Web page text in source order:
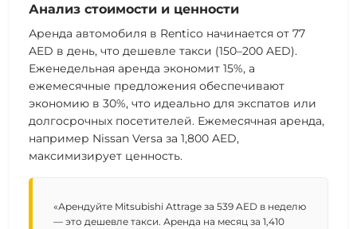
Анализ стоимости и ценности
Аренда автомобиля в Rentico начинается от 77
AED в день, что дешевле такси (150–200 AED).
Еженедельная аренда экономит 15%, а
ежемесячные предложения обеспечивают
экономию в 30%, что идеально для экспатов или
долгосрочных посетителей. Ежемесячная аренда,
например Nissan Versa за 1,800 AED,
максимизирует ценность.
«Арендуйте Mitsubishi Attrage за 539 AED в неделю
— это дешевле такси. Аренда на месяц за 1,410